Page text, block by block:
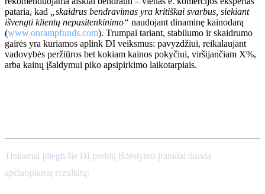
pataria, kad
„skaidrus bendravimas yra kritiškai svarbus, siekiant
išvengti klientų nepasitenkinimo“ naudojant dinaminę kainodarą
(www.onrampfunds.com). Trumpai tariant, stabilumo ir skaidrumo
gairės yra kuriamos aplink DI veiksmus: pavyzdžiui, reikalaujant
vadovybės peržiūros bet kokiam kainos pokyčiui, viršijančiam X%,
arba kainų įšaldymui piko apsipirkimo laikotarpiais.
Tinkamai įdiegti šie DI prekių išdėstymo įrankiai duoda
apčiuopiamų rezultatų: